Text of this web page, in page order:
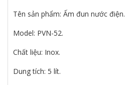
Tên sản phẩm: Ấm đun nước điện.
Model: PVN-52.
Chất liệu: Inox.
Dung tích: 5 lít.